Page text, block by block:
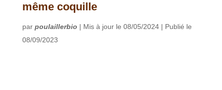
même coquille
par poulaillerbio | Mis à jour le 08/05/2024 | Publié le
08/09/2023